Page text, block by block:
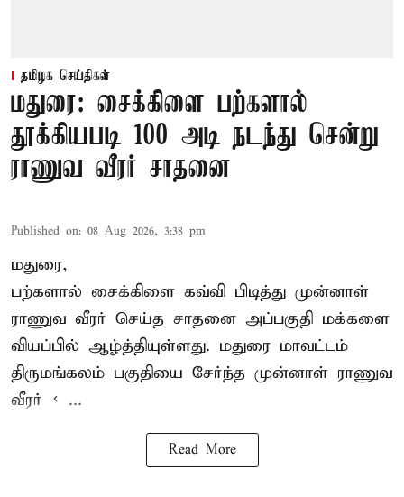
தமிழக செய்திகள்
மதுரை: சைக்கிளை பற்களால்
தூக்கியபடி 100 அடி நடந்து சென்று
ராணுவ வீரர் சாதனை
Published on: 08 Aug 2026, 3:38 pm
மதுரை,
பற்களால் சைக்கிளை கவ்வி பிடித்து முன்னாள்
ராணுவ வீரர் செய்த சாதனை அப்பகுதி மக்களை
வியப்பில் ஆழ்த்தியுள்ளது. மதுரை மாவட்டம்
திருமங்கலம் பகுதியை சேர்ந்த முன்னாள் ராணுவ
வீரர் < ...
Read More